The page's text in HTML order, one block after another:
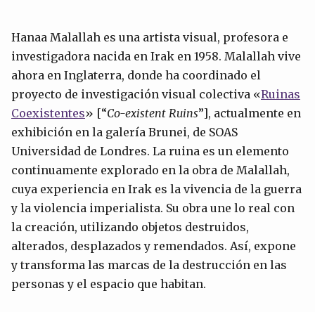
Hanaa Malallah es una artista visual, profesora e
investigadora nacida en Irak en 1958. Malallah vive
ahora en Inglaterra, donde ha coordinado el
proyecto de investigación visual colectiva «Ruinas
Coexistentes» [“Co-existent Ruins”], actualmente en
exhibición en la galería Brunei, de SOAS
Universidad de Londres. La ruina es un elemento
continuamente explorado en la obra de Malallah,
cuya experiencia en Irak es la vivencia de la guerra
y la violencia imperialista. Su obra une lo real con
la creación, utilizando objetos destruidos,
alterados, desplazados y remendados. Así, expone
y transforma las marcas de la destrucción en las
personas y el espacio que habitan.